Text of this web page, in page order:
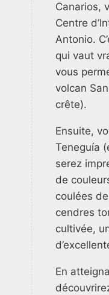
Canarios,
Centre
Antonio.
qui vaut
vous
volcan
crête).
Ensuite,
Teneguía
serez
de
coulées
cendres
cultivée,
En